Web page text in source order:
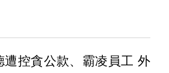
控貪公款、霸凌員工 外